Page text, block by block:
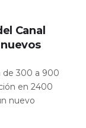
Canal
de 300 a 900
en 2400
nuevo